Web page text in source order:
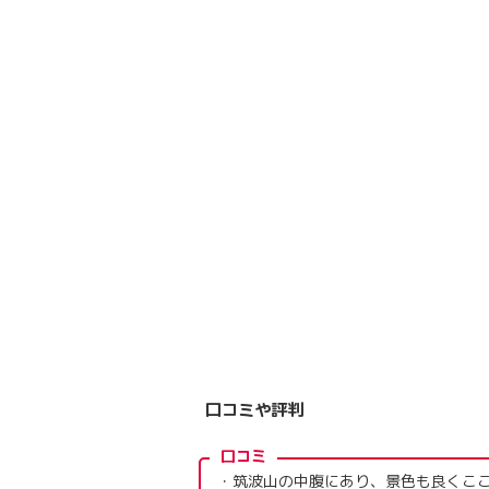
口コミや評判
口コミ
・筑波山の中腹にあり、景色も良くこ